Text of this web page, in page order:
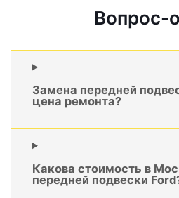
Вопрос-
Замена передней
цена ремонта?
Какова стоимость в
передней подвески